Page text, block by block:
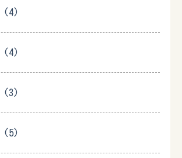
(4)
(4)
(3)
(5)